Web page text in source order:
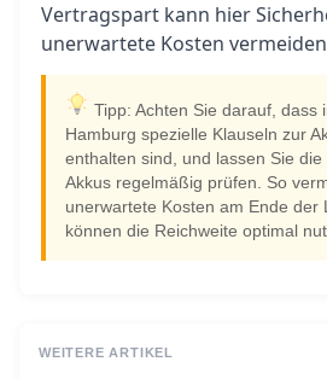
Vertragspart kann hier
unerwartete Kosten
Tipp: Achten Sie darauf, dass
Hamburg spezielle Klauseln zur
enthalten sind, und lassen Sie
Akkus regelmäßig prüfen. So
unerwartete Kosten am Ende der
können die Reichweite optimal
WEITERE ARTIKEL